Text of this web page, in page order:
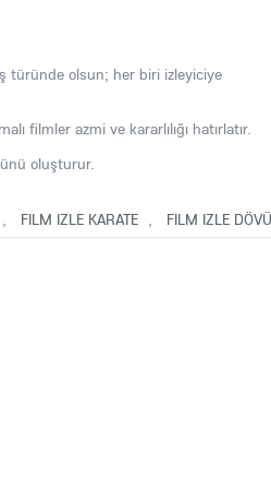
türünde olsun; her biri izleyiciye
filmler azmi ve kararlılığı hatırlatır.
oluşturur.
, FILM IZLE KARATE , FILM IZLE